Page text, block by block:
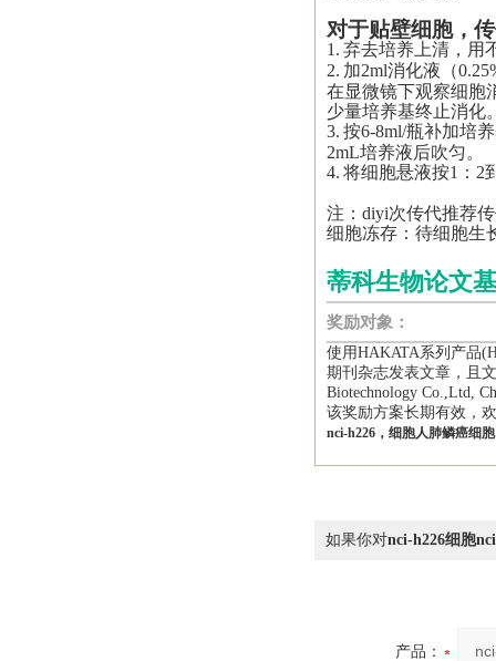
对于贴壁细胞，
1. 弃去培养上清，用
2. 加2ml消化液（
在显微镜下观察细胞
少量培养基终止消化
3. 按6-8ml/瓶补加培
2mL培养液后吹匀。
4. 将细胞悬液按1：2
注： diyi次传代推荐
细胞冻存：待细胞生
蒂科生物论文
奖励对象：
使用HAKATA系列产品
期刊杂志发表文章，且
Biotechnology Co.,Ltd,
该奖励方案长期有效，
nci-h226，细胞人肺鳞癌细胞
如果你对nci-h226细胞
产品：